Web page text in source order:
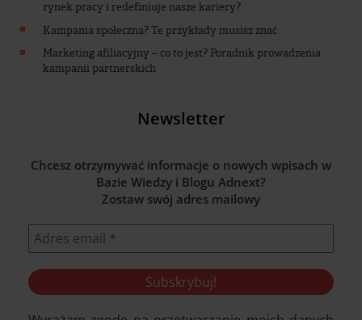
rynek pracy i redefiniuje nasze kariery?
Kampania społeczna? Te przykłady musisz znać
Marketing afiliacyjny – co to jest? Poradnik prowadzenia
kampanii partnerskich
Newsletter
Chcesz otrzymywać informacje o nowych wpisach w
Bazie Wiedzy i Blogu Adnext?
Zostaw swój adres mailowy